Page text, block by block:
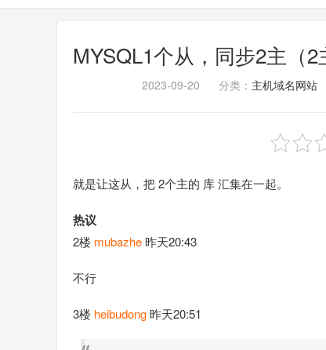
MYSQL1个从，同步2主（
2023-09-20 分类： 主机域名网站
就是让这从，把 2个主的 库 汇集在一起。
热议
2楼 mubazhe 昨天20:43
不行
3楼 heibudong 昨天20:51